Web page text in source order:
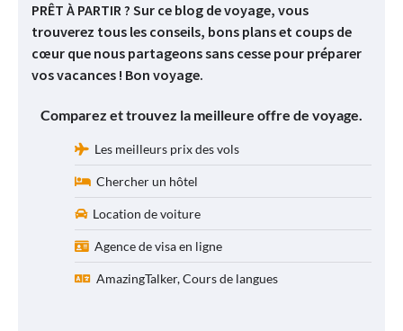
PRÊT À PARTIR ? Sur ce blog de voyage, vous
trouverez tous les conseils, bons plans et coups de
cœur que nous partageons sans cesse pour préparer
vos vacances ! Bon voyage.
Comparez et trouvez la meilleure offre de voyage.
Les meilleurs prix des vols
Chercher un hôtel
Location de voiture
Agence de visa en ligne
AmazingTalker, Cours de langues